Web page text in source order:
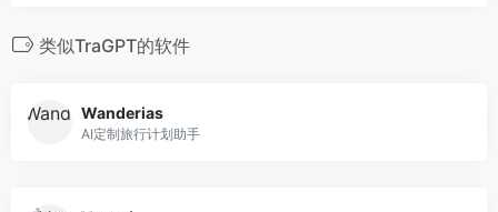
类似TraGPT的软件
Wanderias
AI定制旅行计划助手